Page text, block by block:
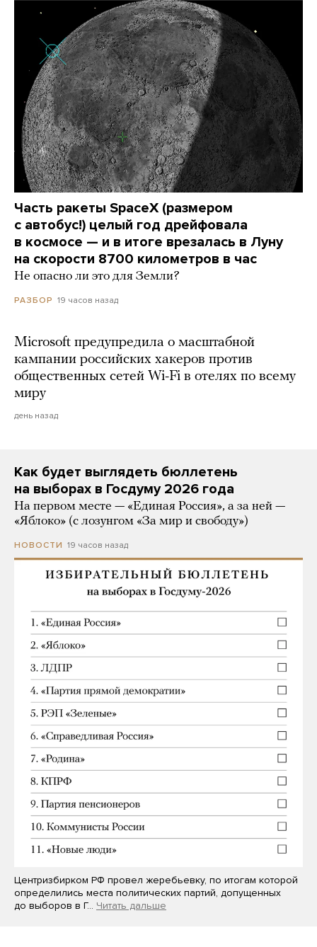
Часть ракеты SpaceX (размером
с автобус!) целый год дрейфовала
в космосе — и в итоге врезалась в Луну
на скорости 8700 километров в час
Не опасно ли это для Земли?
РАЗБОР 19 часов назад
Microsoft предупредила о масштабной
кампании российских хакеров против
общественных сетей Wi-Fi в отелях по всему
миру
день назад
Как будет выглядеть бюллетень
на выборах в Госдуму 2026 года
На первом месте — «Единая Россия», а за ней —
«Яблоко» (с лозунгом «За мир и свободу»)
НОВОСТИ 19 часов назад
Центризбирком РФ провел жеребьевку, по итогам которой
определились места политических партий, допущенных
до выборов в Г… Читать дальше